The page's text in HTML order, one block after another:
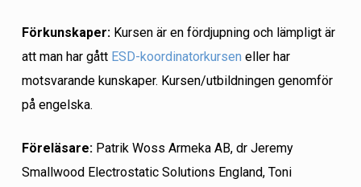
Förkunskaper:Kursen är en fördjupning och lämpligt är
att man har gått ESD-koordinatorkursen eller har
motsvarande kunskaper. Kursen/utbildningen genomför
på engelska.
Föreläsare:Patrik Woss Armeka AB, dr Jeremy
Smallwood Electrostatic Solutions England, Toni